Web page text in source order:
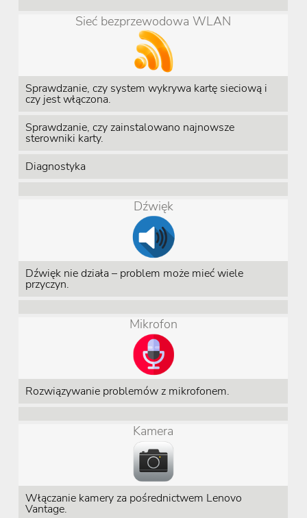
Sieć bezprzewodowa WLAN
Sprawdzanie, czy system wykrywa kartę sieciową i
czy jest włączona.
Sprawdzanie, czy zainstalowano najnowsze
sterowniki karty.
Diagnostyka
Dźwięk
Dźwięk nie działa – problem może mieć wiele
przyczyn.
Mikrofon
Rozwiązywanie problemów z mikrofonem.
Kamera
Włączanie kamery za pośrednictwem Lenovo
Vantage.